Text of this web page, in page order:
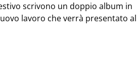
scrivono un doppio album in
lavoro che verrà presentato al